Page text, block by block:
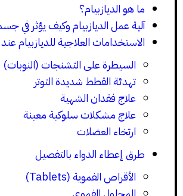
ما هو الديازبيام؟
آلية عمل الديازبيام وكيف يؤثر في
الاستخدامات العلاجية للديازبيام
السيطرة على التشنجات (النوبات)
تهدئة القطط شديدة التوتر
علاج فقدان الشهية
علاج مشكلات سلوكية معينة
ارتخاء العضلات
طرق إعطاء الدواء بالتفصيل
الأقراص الفموية (Tablets)